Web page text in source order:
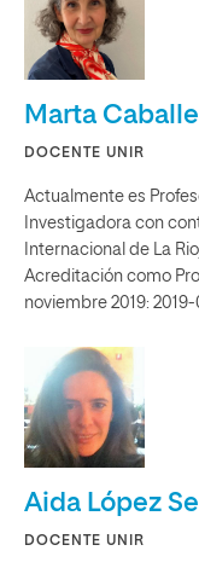
Marta
DOCENTE UNIR
Actualmente es
Investigadora con
Internacional de La
Acreditación como
noviembre 2019:
Aida López
DOCENTE UNIR